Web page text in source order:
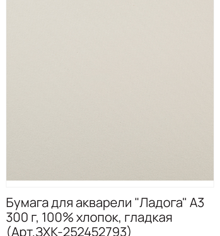
Бумага для акварели "Ладога" А3
300 г, 100% хлопок, гладкая
(Арт.ЗХК-252452793)